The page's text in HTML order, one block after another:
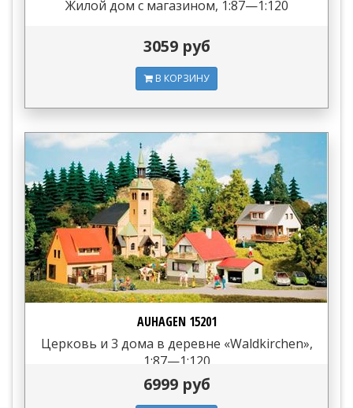
Жилой дом с магазином, 1:87—1:120
3059 руб
В КОРЗИНУ
AUHAGEN 15201
Церковь и 3 дома в деревне «Waldkirchen»,
1:87—1:120
6999 руб